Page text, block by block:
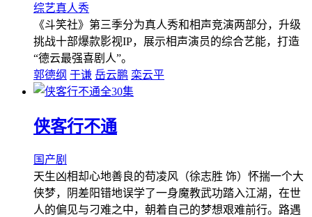
综艺真人秀
《斗笑社》第三季分为真人秀和相声竞演两部分，升级
挑战十部爆款影视IP，展示相声演员的综合艺能，打造
“德云最强喜剧人”。
郭德纲 于谦 岳云鹏 栾云平
全30集
侠客行不通
国产剧
天生凶相却心地善良的苟凌风（徐志胜 饰）怀揣一个大
侠梦，阴差阳错地误学了一身魔教武功踏入江湖，在世
人的偏见与刁难之中，朝着自己的梦想艰难前行。路遇